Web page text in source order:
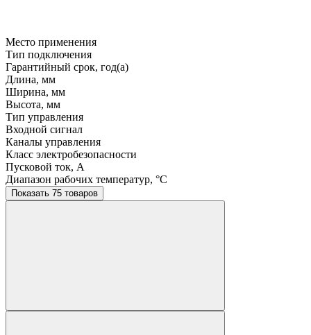
Место применения
Тип подключения
Гарантийный срок, год(а)
Длина, мм
Ширина, мм
Высота, мм
Тип управления
Входной сигнал
Каналы управления
Класс электробезопасности
Пусковой ток, A
Диапазон рабочих температур, °C
Показать 75 товаров